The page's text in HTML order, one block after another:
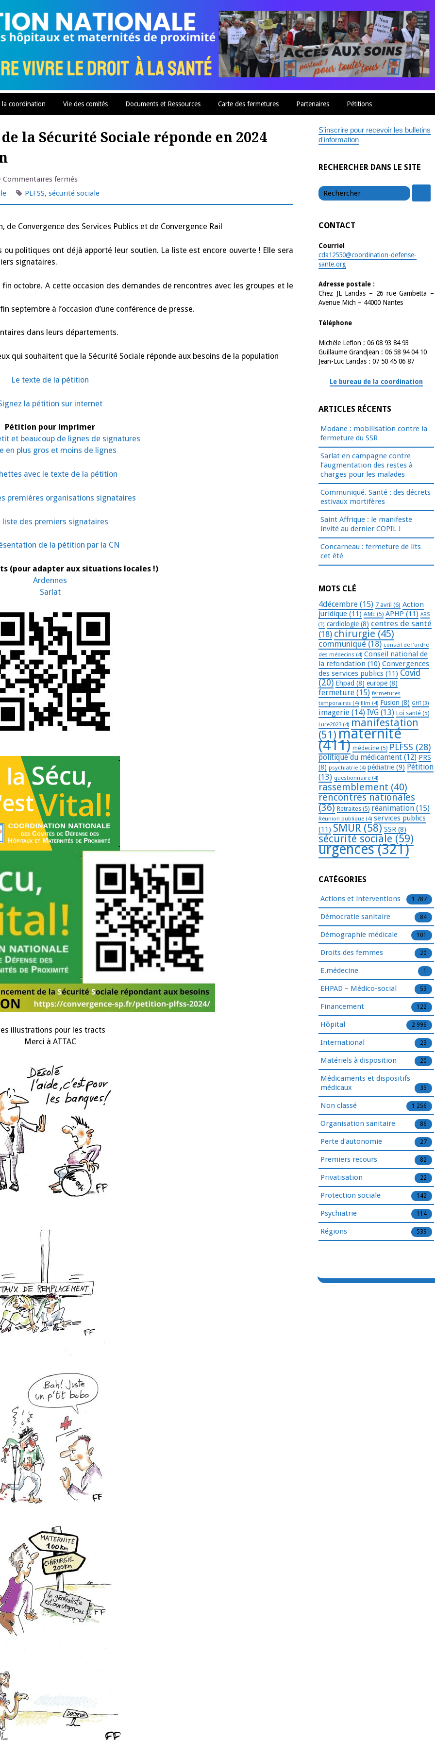
la coordination Vie des comités Documents et Ressources Carte des fermetures Partenaires Pétitions
la Sécurité Sociale réponde en 2024
Commentaires ferméssur
pour
le
la
réponde
en
la
PLFSS,sécurité sociale
Convergence des Services Publics et de Convergence Rail
politiques ont déjà apporté leur soutien. La liste est encore ouverte ! Elle sera
signataires.
octobre. A cette occasion des demandes de rencontres avec les groupes et le
septembre à l’occasion d’une conférence de presse.
dans leurs départements.
qui souhaitent que la Sécurité Sociale réponde aux besoins de la population
Le texte de la pétition
la pétition sur internet
Pétition pour imprimer
et beaucoup de lignes de signatures
en plus gros et moins de lignes
avec le texte de la pétition
premières organisations signataires
liste des premiers signataires
de la pétition par la CN
(pour adapter aux situations locales !)
Ardennes
Sarlat
illustrations pour les tracts
Merci à ATTAC
S'inscrire pour recevoir les bulletins
d'information
RECHERCHER DANS LE SITE
CONTACT
Courriel
cda12550@coordination-defense-
sante.org
Adresse postale :
Chez JL Landas – 26 rue Gambetta –
Avenue Mich – 44000 Nantes
Téléphone
Michèle Leflon : 06 08 93 84 93
Guillaume Grandjean : 06 58 94 04 10
Jean-Luc Landas : 07 50 45 06 87
Le bureau de la coordination
ARTICLES RÉCENTS
Modane : mobilisation contre la
fermeture du SSR
Sarlat en campagne contre
l’augmentation des restes à
charges pour les malades
Communiqué. Santé : des décrets
estivaux mortifères
Saint Affrique : le manifeste
invité au dernier COPIL !
Concarneau : fermeture de lits
cet été
MOTS CLÉ
4décembre (15) 7 avril (6) Action
juridique (11) AME (5) APHP (11) ARS
(3) cardiologie (8) centres de santé
(18) chirurgie (45)
communiqué (18) conseil de l'ordre
des médecins (4) Conseil national de
la refondation (10) Convergences
des services publics (11) Covid
(20) Ehpad (8) europe (8)
fermeture (15) fermetures
temporaires (4) film (4) Fusion (8) GHT(3)
imagerie (14) IVG (13) Loi santé (5)
Lure2023 (4) manifestation
(51) maternité
(411) médecine (5) PLFSS (28)
politique du médicament (12) PRS
(8) psychiatrie (4) pédiatrie (9) Pétition
(13) questionnaire (4)
rassemblement (40)
rencontres nationales
(36) Retraites (5) réanimation (15)
Réunion publique (4) services publics
(11) SMUR (58) SSR (8)
sécurité sociale (59)
urgences(321)
CATÉGORIES
Actions et interventions 1 787
Démocratie sanitaire 84
Démographie médicale 101
Droits des femmes 20
E.médecine 1
EHPAD – Médico-social 53
Financement 122
Hôpital 2 996
International 23
Matériels à disposition 20
Médicaments et dispositifs
médicaux
35
Non classé 1 256
Organisation sanitaire 86
Perte d'autonomie 27
Premiers recours 82
Privatisation 22
Protection sociale 142
Psychiatrie 114
Régions 539